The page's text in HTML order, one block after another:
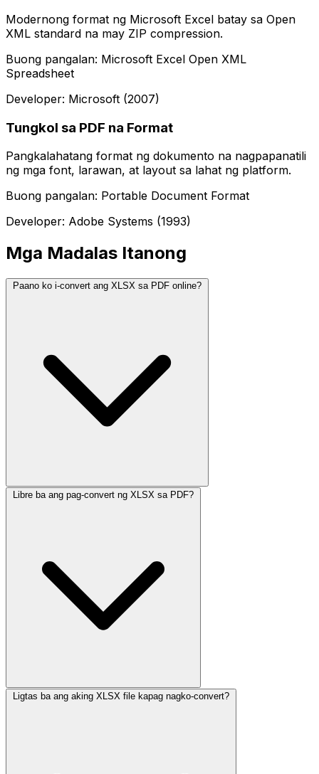
Modernong format ng Microsoft Excel batay sa Open
XML standard na may ZIP compression.
Buong pangalan: Microsoft Excel Open XML
Spreadsheet
Developer: Microsoft (2007)
Tungkol sa PDF na Format
Pangkalahatang format ng dokumento na nagpapanatili
ng mga font, larawan, at layout sa lahat ng platform.
Buong pangalan: Portable Document Format
Developer: Adobe Systems (1993)
Mga Madalas Itanong
Paano ko i-convert ang XLSX sa PDF online?
Libre ba ang pag-convert ng XLSX sa PDF?
Ligtas ba ang aking XLSX file kapag nagko-convert?